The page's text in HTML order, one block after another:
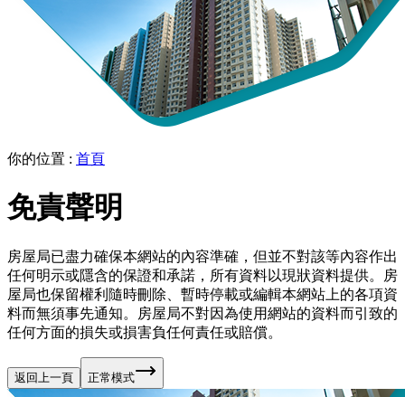
你的位置 : 首頁
免責聲明
房屋局已盡力確保本網站的內容準確，但並不對該等內容作出
任何明示或隱含的保證和承諾，所有資料以現狀資料提供。房
屋局也保留權利隨時刪除、暫時停載或編輯本網站上的各項資
料而無須事先通知。房屋局不對因為使用網站的資料而引致的
任何方面的損失或損害負任何責任或賠償。
返回上一頁 正常模式